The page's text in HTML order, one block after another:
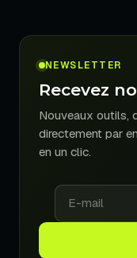
NEWSLETTER
Recevez
Nouveaux outils,
directement par
en un clic.